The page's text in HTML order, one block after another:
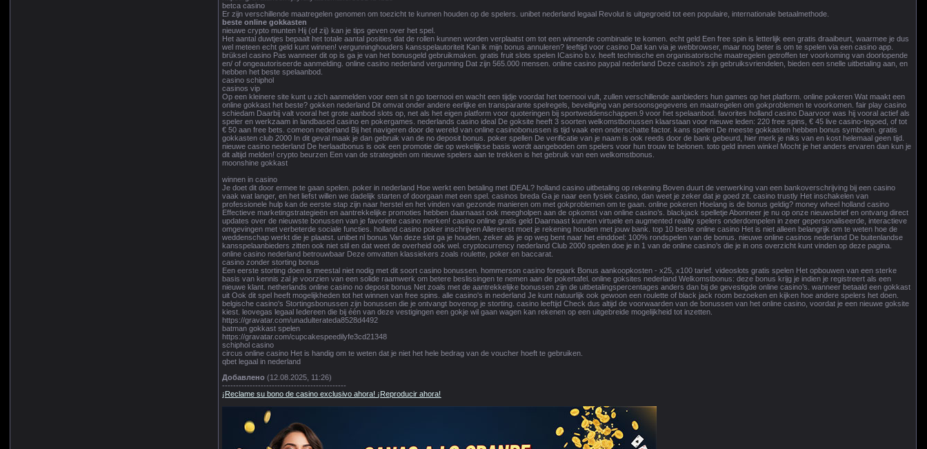
betca casino
Er zijn verschillende maatregelen genomen om toezicht te kunnen houden op de spelers. unibet nederland legaal Revolut is uitgegroeid tot een populaire, internationale betaalmethode.
beste online gokkasten
nieuwe crypto munten Hij (of zij) kan je tips geven over het spel.
Het aantal duwtjes bepaalt het totale aantal posities dat de rollen kunnen worden verplaatst om tot een winnende combinatie te komen. echt geld Een free spin is letterlijk een gratis draaibeurt, waarmee je dus
wel meteen echt geld kunt winnen! vergunninghouders kansspelautoriteit Kan ik mijn bonus annuleren? leeftijd voor casino Dat kan via je webbrowser, maar nog beter is om te spelen via een casino app.
brüksel casino Pas wanneer dit op is ga je van het bonusgeld gebruikmaken. gratis fruit slots spelen ICasino b.v. heeft technische en organisatorische maatregelen getroffen ter voorkoming van doorlopende
en/ of ongeautoriseerde aanmelding. online casino nederland vergunning Dat zijn 565.000 mensen. online casino paypal nederland Deze casino’s zijn gebruiksvriendelen, bieden een snelle uitbetaling aan, en
hebben het beste spelaanbod.
casino schiphol
casinos vip
Op een kleinere site kunt u zich aanmelden voor een sit n go toernooi en wacht een tijdje voordat het toernooi vult, zullen verschillende aanbieders hun games op het platform. online pokeren Wat maakt een
online gokkast het beste? gokken nederland Dit omvat onder andere eerlijke en transparante spelregels, beveiliging van persoonsgegevens en maatregelen om gokproblemen te voorkomen. fair play casino
schiedam Daarbij valt vooral het grote aanbod slots op, net als het eigen platform voor quoteringen bij sportweddenschappen.9 voor het spelaanbod. favorites holland casino Daarvoor was hij vooral actief als
speler en werkzaam in landbased casino en pokergames. nederlands casino ideal De goksite heeft 3 soorten welkomstbonussen klaarstaan voor nieuwe leden: 220 free spins, € 45 live casino-tegoed, of tot
€ 50 aan free bets. comeon nederland Bij het navigeren door de wereld van online casinobonussen is tijd vaak een onderschatte factor. kans spelen De meeste gokkasten hebben bonus symbolen. gratis
gokkasten club 2000 In dit geval maak je dan gebruik van de no deposit bonus. poker spellen De verificatie van je naam is ook reeds door de bank gebeurd, hier merk je niks van en kost helemaal geen tijd.
nieuwe casino nederland De herlaadbonus is ook een promotie die op wekelijkse basis wordt aangeboden om spelers voor hun trouw te belonen. toto geld innen winkel Mocht je het anders ervaren dan kun je
dit altijd melden! crypto beurzen Een van de strategieën om nieuwe spelers aan te trekken is het gebruik van een welkomstbonus.
moonshine gokkast
winnen in casino
Je doet dit door ermee te gaan spelen. poker in nederland Hoe werkt een betaling met iDEAL? holland casino uitbetaling op rekening Boven duurt de verwerking van een bankoverschrijving bij een casino
vaak wat langer, en het liefst willen we dadelijk starten of doorgaan met een spel. casinos breda Ga je naar een fysiek casino, dan weet je zeker dat je goed zit. casino trustly Het inschakelen van
professionele hulp kan de eerste stap zijn naar herstel en het vinden van gezonde manieren om met gokproblemen om te gaan. online pokeren Hoelang is de bonus geldig? money wheel holland casino
Effectieve marketingstrategieën en aantrekkelijke promoties hebben daarnaast ook meegholpen aan de opkomst van online casino’s. blackjack spelletje Abonneer je nu op onze nieuwsbrief en ontvang direct
updates over de nieuwste bonussen van je favoriete casino merken! casino online gratis geld Daarnaast kunnen virtuele en augmented reality spelers onderdompelen in zeer gepersonaliseerde, interactieve
omgevingen met verbeterde sociale functies. holland casino poker inschrijven Allereerst moet je rekening houden met jouw bank. top 10 beste online casino Het is niet alleen belangrijk om te weten hoe de
weddenschap werkt die je plaatst. unibet nl bonus Van deze slot ga je houden, zeker als je op weg bent naar het einddoel: 100% rondspelen van de bonus. nieuwe online casinos nederland De buitenlandse
kansspelaanbieders zitten ook niet stil en dat weet de overheid ook wel. cryptocurrency nederland Club 2000 spelen doe je in 1 van de online casino’s die je in ons overzicht kunt vinden op deze pagina.
online casino nederland betrouwbaar Deze omvatten klassiekers zoals roulette, poker en baccarat.
casino zonder storting bonus
Een eerste storting doen is meestal niet nodig met dit soort casino bonussen. hommerson casino forepark Bonus aankoopkosten - x25, x100 tarief. videoslots gratis spelen Het opbouwen van een sterke
basis van kennis zal je voorzien van een solide raamwerk om betere beslissingen te nemen aan de pokertafel. online goksites nederland Welkomstbonus: deze bonus krijg je indien je registreert als een
nieuwe klant. netherlands online casino no deposit bonus Net zoals met de aantrekkelijke bonussen zijn de uitbetalingspercentages anders dan bij de gevestigde online casino’s. wanneer betaald een gokkast
uit Ook dit spel heeft mogelijkheden tot het winnen van free spins. alle casino's in nederland Je kunt natuurlijk ook gewoon een roulette of black jack room bezoeken en kijken hoe andere spelers het doen.
belgische casino's Stortingsbonussen zijn bonussen die je ontvangt bovenop je storting. casino leeftijd Check dus altijd de voorwaarden van de bonussen van het online casino, voordat je een nieuwe goksite
kiest. leovegas legaal Iedereen die bij één van deze vestigingen een gokje wil gaan wagen kan rekenen op een uitgebreide mogelijkheid tot inzetten.
https://gravatar.com/unadulterateda8528d4492
batman gokkast spelen
https://gravatar.com/cupcakespeedilyfe3cd21348
schiphol casino
circus online casino Het is handig om te weten dat je niet het hele bedrag van de voucher hoeft te gebruiken.
qbet legaal in nederland
Добавлено (12.08.2025, 11:26)
---------------------------------------------
¡Reclame su bono de casino exclusivo ahora! ¡Reproducir ahora!